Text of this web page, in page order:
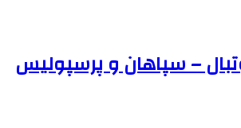
– سپاهان و پرسپولیس